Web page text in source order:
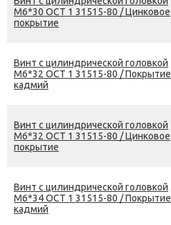
М6*30 ОСТ 1 31515-80 / Цинковое
покрытие
Винт с цилиндрической головкой
М6*32 ОСТ 1 31515-80 / Покрытие
кадмий
Винт с цилиндрической головкой
М6*32 ОСТ 1 31515-80 / Цинковое
покрытие
Винт с цилиндрической головкой
М6*34 ОСТ 1 31515-80 / Покрытие
кадмий